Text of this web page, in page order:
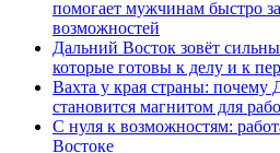
помогает мужчинам быстро
возможностей
Дальний Восток зовёт
которые готовы к делу и к
Вахта у края страны: почему
становится магнитом для
С нуля к возможностям:
Востоке